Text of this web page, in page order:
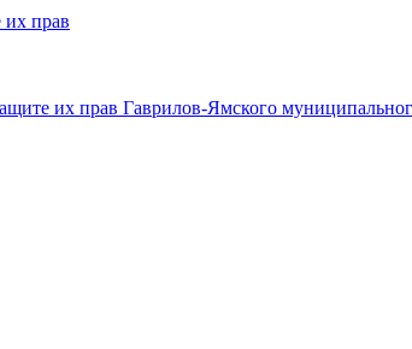
их прав
их прав Гаврилов-Ямского